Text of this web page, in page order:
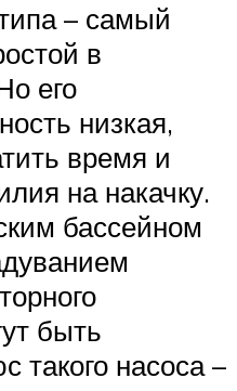
– самый
в
его
низкая,
время и
на накачку.
бассейном
быть
такого насоса –